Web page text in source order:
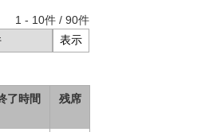
1 - 10件 / 90件
了時間 残席